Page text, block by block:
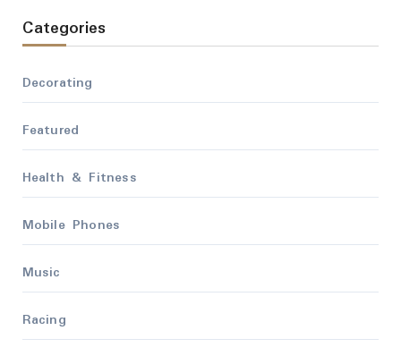
Categories
Decorating
Featured
Health & Fitness
Mobile Phones
Music
Racing